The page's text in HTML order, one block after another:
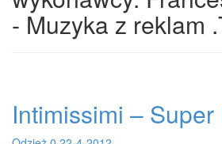
- Muzyka z reklam
Intimissimi –